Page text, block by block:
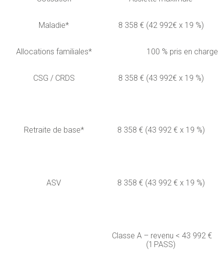
Maladie* 8 358 € (42 992€ x 19 %)
Allocations familiales* 100 % pris en
CSG / CRDS 8 358 € (43 992€ x 19 %)
Retraite de base* 8 358 € (43 992 € x 19 %)
ASV 8 358 € (43 992 € x 19 %)
Classe A – revenu < 43 992 €
(1 PASS)